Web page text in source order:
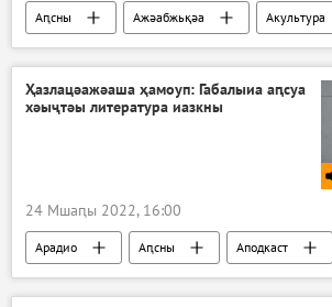
Аԥсны Ажәабжьқәа Акультура
Ҳазлацәажәаша ҳамоуп: Габалыиа аԥсуа
хәыҷтәы литература иазкны
24 Мшаԥы 2022, 16:00
Арадио Аԥсны
Аподкаст
Ҳазлацәажәаша ҳамоуп